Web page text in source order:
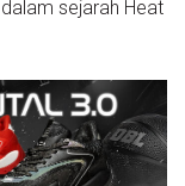
sejarah Heat